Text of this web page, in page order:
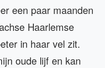
een paar maanden
Haarlemse
in haar vel zit.
oude lijf en kan